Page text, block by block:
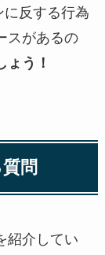
に反する行為
スがあるの
う！
問
紹介してい